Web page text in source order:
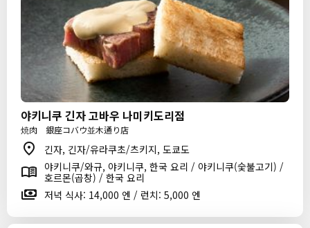
야키니쿠 긴자 고바우 나미키도리점
焼肉 銀座コバウ並木通り店
긴자, 긴자/유라쿠초/츠키지, 도쿄도
야키니쿠/와규, 야키니쿠, 한국 요리 / 야키니쿠(숯불고기) /
호르몬(곱창) / 한국 요리
저녁 식사: 14,000 엔 / 런치: 5,000 엔